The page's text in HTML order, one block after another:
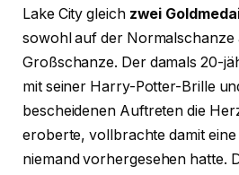
Lake City gleich zwei
sowohl auf der Normalschanze
Großschanze. Der damals 20-
mit seiner Harry-Potter-Brille
bescheidenen Auftreten die
eroberte, vollbrachte damit eine
niemand vorhergesehen hatte.